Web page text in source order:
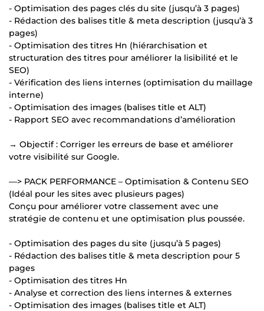
- Optimisation des pages clés du site (jusqu’à 3 pages)
- Rédaction des balises title & meta description (jusqu’à 3
pages)
- Optimisation des titres Hn (hiérarchisation et
structuration des titres pour améliorer la lisibilité et le
SEO)
- Vérification des liens internes (optimisation du maillage
interne)
- Optimisation des images (balises title et ALT)
- Rapport SEO avec recommandations d’amélioration
→ Objectif : Corriger les erreurs de base et améliorer
votre visibilité sur Google.
—> PACK PERFORMANCE – Optimisation & Contenu SEO
(Idéal pour les sites avec plusieurs pages)
Conçu pour améliorer votre classement avec une
stratégie de contenu et une optimisation plus poussée.
- Optimisation des pages du site (jusqu’à 5 pages)
- Rédaction des balises title & meta description pour 5
pages
- Optimisation des titres Hn
- Analyse et correction des liens internes & externes
- Optimisation des images (balises title et ALT)